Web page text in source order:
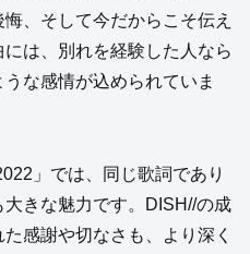
、そして今だからこそ伝え
は、別れを経験した人なら
な感情が込められていま
」では、同じ歌詞であり
きな魅力です。DISH//の成
感謝や切なさも、より深く